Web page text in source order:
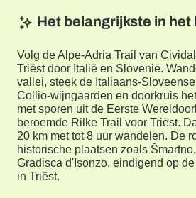
Het belangrijkste in het
Volg de Alpe-Adria Trail van
Triëst door Italië en Slovenië.
vallei, steek de Italiaans-
Collio-wijngaarden en doorkruis
met sporen uit de Eerste
beroemde Rilke Trail voor Triëst.
20 km met tot 8 uur wandelen. De
historische plaatsen zoals
Gradisca d'Isonzo, eindigend op
in Triëst.